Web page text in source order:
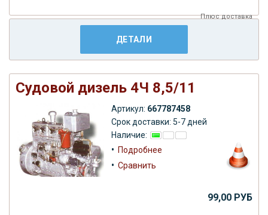
Плюсдоставка
ДЕТАЛИ
Судовой дизель 4Ч 8,5/11
Артикул: 667787458
Срок доставки: 5-7 дней
Наличие:
• Подробнее
• Сравнить
99,00 РУБ